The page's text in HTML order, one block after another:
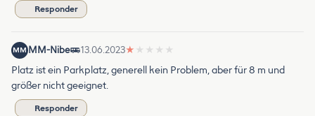
Responder
MM MM-Nibe 13.06.2023★ ★ ★ ★ ★
Platz ist ein Parkplatz, generell kein Problem, aber für 8 m und
größer nicht geeignet.
Responder